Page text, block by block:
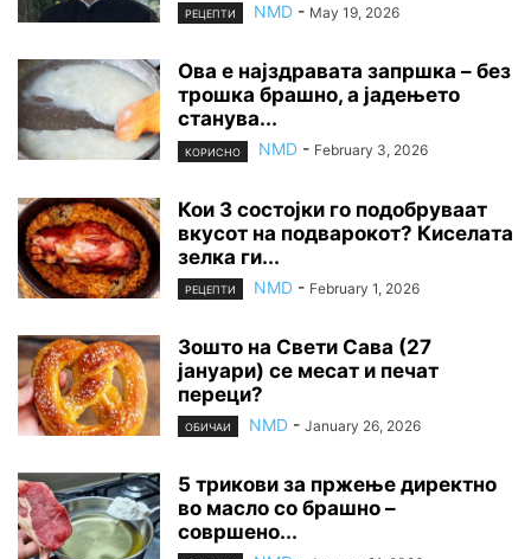
РЕЦЕПТИ NMD - May 19, 2026
Ова е најздравата запршка – без
трошка брашно, а јадењето
станува...
КОРИСНО NMD - February 3, 2026
Кои 3 состојки го подобруваат
вкусот на подварокот? Киселата
зелка ги...
РЕЦЕПТИ NMD - February 1, 2026
Зошто на Свети Сава (27
јануари) се месат и печат
переци?
ОБИЧАИ NMD - January 26, 2026
5 трикови за пржење директно
во масло со брашно –
совршено...